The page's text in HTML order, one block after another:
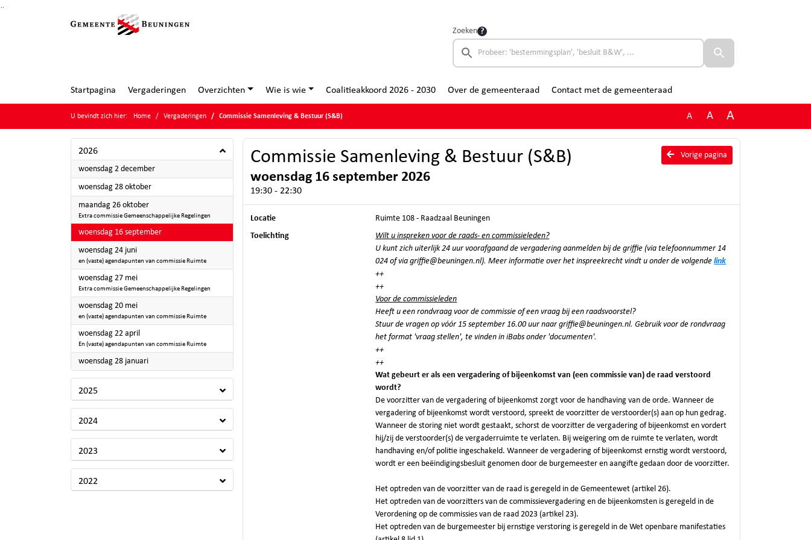
Ga naar de inhoud van deze pagina
Zoeken
Startpagina Vergaderingen Overzichten Wie is wie Coalitieakkoord 2026 - 2030 Over de gemeenteraad Contact met de gemeenteraad
U bevindt zich hier: Home Vergaderingen Commissie Samenleving & Bestuur (S&B) A A A
2026
woensdag 2 december2026
woensdag 28 oktober2026
maandag 26 oktober2026
Extra commissie Gemeenschappelijke Regelingen
woensdag 16 september2026
woensdag 24 juni2026
en (vaste) agendapunten van commissie Ruimte
woensdag 27 mei2026
Extra commissie Gemeenschappelijke Regelingen
woensdag 20 mei2026
en (vaste) agendapunten van commissie Ruimte
woensdag 22 april
En (vaste) agendapunten van commissie Ruimte
woensdag 28 januari2026
2025
2024
2023
2022
Vorige pagina
Commissie Samenleving & Bestuur (S&B)
woensdag 16 september 2026
19:30 - 22:30
Locatie
Ruimte 108 - Raadzaal Beuningen
Toelichting
Wilt u inspreken voor de raads- en commissieleden?
U kunt zich uiterlijk 24 uur voorafgaand de vergadering aanmelden bij de griffie (via telefoonnummer 14
024 of viagriffie@beuningen.nl). Meer informatie over het inspreekrecht vindt u onder de volgendelink
++
++
Voor de commissieleden
Heeft u een rondvraag voor de commissie of een vraag bij een raadsvoorstel?
Stuur de vragen op vóór 15 september 16.00 uur naar griffie@beuningen.nl. Gebruik voor de rondvraag
het format 'vraag stellen', te vinden in iBabs onder 'documenten'.
++
++
Wat gebeurt er als een vergadering of bijeenkomst van (een commissie van) de raad verstoord
wordt?
De voorzitter van de vergadering of bijeenkomst zorgt voor de handhaving van de orde. Wanneer de
vergadering of bijeenkomst wordt verstoord, spreekt de voorzitter de verstoorder(s) aan op hun gedrag.
Wanneer de storing niet wordt gestaakt, schorst de voorzitter de vergadering of bijeenkomst en vordert
hij/zij de verstoorder(s) de vergaderruimte te verlaten. Bij weigering om de ruimte te verlaten, wordt
handhaving en/of politie ingeschakeld. Wanneer de vergadering of bijeenkomst ernstig wordt verstoord,
wordt er een beëindigingsbesluit genomen door de burgemeester en aangifte gedaan door de voorzitter.
Het optreden van de voorzitter van de raad is geregeld in de Gemeentewet (artikel 26).
Het optreden van de voorzitters van de commissievergadering en de bijeenkomsten is geregeld in de
Verordening op de commissies van de raad 2023 (artikel 23).
Het optreden van de burgemeester bij ernstige verstoring is geregeld in de Wet openbare manifestaties